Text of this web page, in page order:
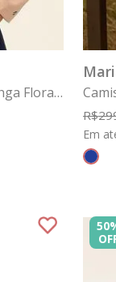
GG G2
Floral
R$
Em